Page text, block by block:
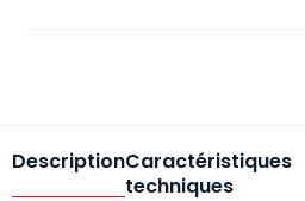
DescriptionCaractéristiques
techniques